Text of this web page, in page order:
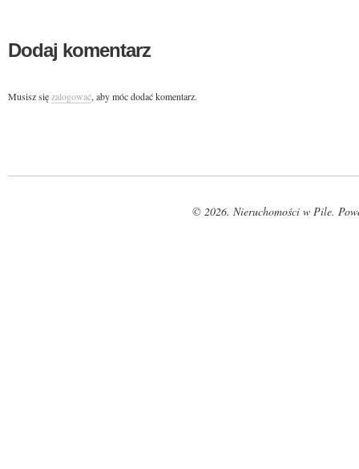
Dodaj komentarz
Musisz sięzalogować, aby móc dodać komentarz.
© 2026. Nieruchomości w Pile.